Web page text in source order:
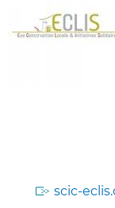
scic-